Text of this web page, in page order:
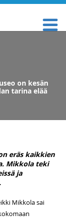
on kesän
tarina elää
eräs kaikkien
Mikkola teki
ja
Mikkola sai